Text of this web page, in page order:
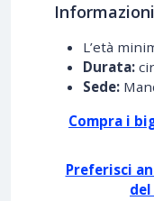
L’età
Durata:
Sede:
Compra i
Preferisci